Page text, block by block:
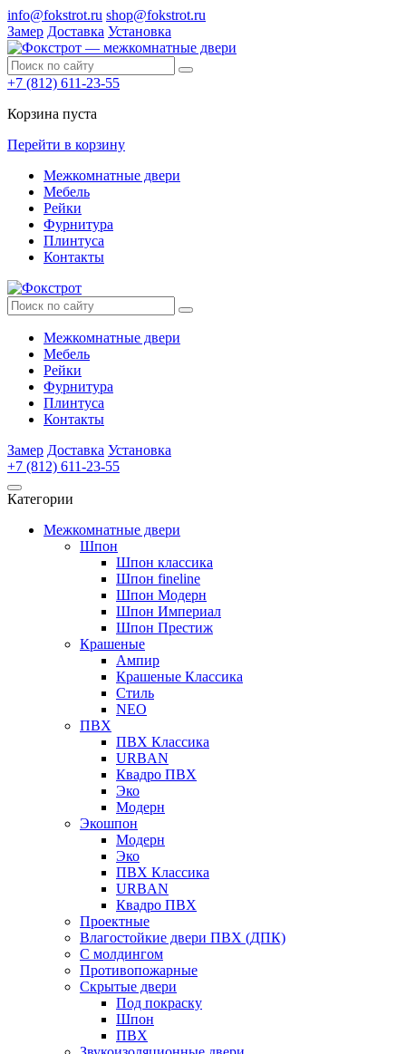
info@fokstrot.ru shop@fokstrot.ru
Замер Доставка Установка
+7 (812) 611-23-55
Корзина пуста
Перейти в корзину
Межкомнатные двери
Мебель
Рейки
Фурнитура
Плинтуса
Контакты
Межкомнатные двери
Мебель
Рейки
Фурнитура
Плинтуса
Контакты
Замер Доставка Установка
+7 (812) 611-23-55
Категории
Межкомнатные двери
Шпон
Шпон классика
Шпон fineline
Шпон Модерн
Шпон Империал
Шпон Престиж
Крашеные
Ампир
Крашеные Классика
Стиль
NEO
ПВХ
ПВХ Классика
URBAN
Квадро ПВХ
Эко
Модерн
Экошпон
Модерн
Эко
ПВХ Классика
URBAN
Квадро ПВХ
Проектные
Влагостойкие двери ПВХ (ДПК)
С молдингом
Противопожарные
Скрытые двери
Под покраску
Шпон
ПВХ